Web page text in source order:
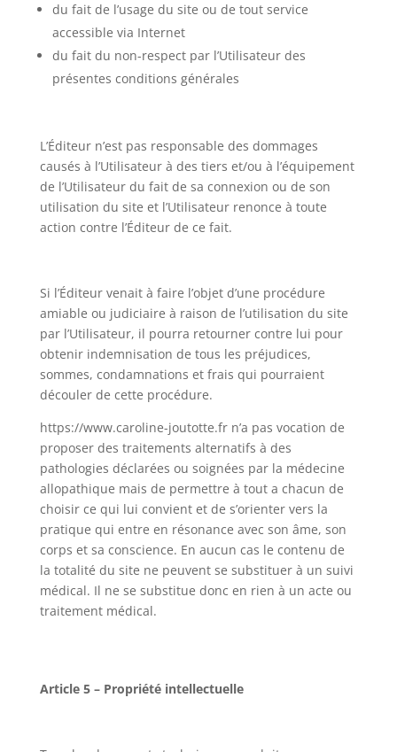
du fait de l’usage du site ou de tout service
accessible via Internet
du fait du non-respect par l’Utilisateur des
présentes conditions générales
L’Éditeur n’est pas responsable des dommages
causés à l’Utilisateur à des tiers et/ou à l’équipement
de l’Utilisateur du fait de sa connexion ou de son
utilisation du site et l’Utilisateur renonce à toute
action contre l’Éditeur de ce fait.
Si l’Éditeur venait à faire l’objet d’une procédure
amiable ou judiciaire à raison de l’utilisation du site
par l’Utilisateur, il pourra retourner contre lui pour
obtenir indemnisation de tous les préjudices,
sommes, condamnations et frais qui pourraient
découler de cette procédure.
https://www.caroline-joutotte.fr n’a pas vocation de
proposer des traitements alternatifs à des
pathologies déclarées ou soignées par la médecine
allopathique mais de permettre à tout a chacun de
choisir ce qui lui convient et de s’orienter vers la
pratique qui entre en résonance avec son âme, son
corps et sa conscience. En aucun cas le contenu de
la totalité du site ne peuvent se substituer à un suivi
médical. Il ne se substitue donc en rien à un acte ou
traitement médical.
Article 5 – Propriété intellectuelle